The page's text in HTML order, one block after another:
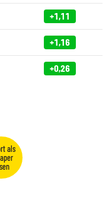
+1,11
+1,16
+0,26